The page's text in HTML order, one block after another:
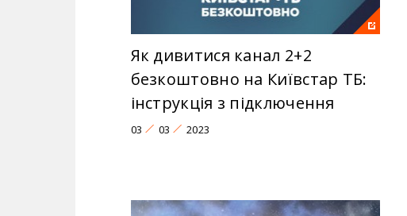
Як дивитися канал 2+2
безкоштовно на Київстар ТБ:
інструкція з підключення
03 03 2023